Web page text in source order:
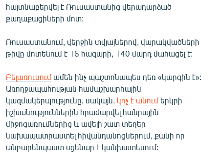
հայտնաբերվել է Ռուսաստանից վերադարձած
քաղաքացիների մոտ:
Ռուսաստանում, վերջին տվյալներով, վարակվածների
թիվը մոտենում է 16 հազարի, 140 մարդ մահացել է:
Բելառուսում ամեն ինչ պաշտոնապես դեռ «կարգին է»:
Առողջապահության համաշխարհային
կազմակերպությունը, սակայն, կոչ է անում երկրի
իշխանություններին հրաժարվել հանրային
միջոցառումներից և ավելի շատ տեղեր
նախապատրաստել հիվանդանոցներում, քանի որ
անբարենպաստ սցենար է կանխատեսում: